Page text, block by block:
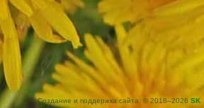
Создание и поддержка сайта: © 2018–2026 SK